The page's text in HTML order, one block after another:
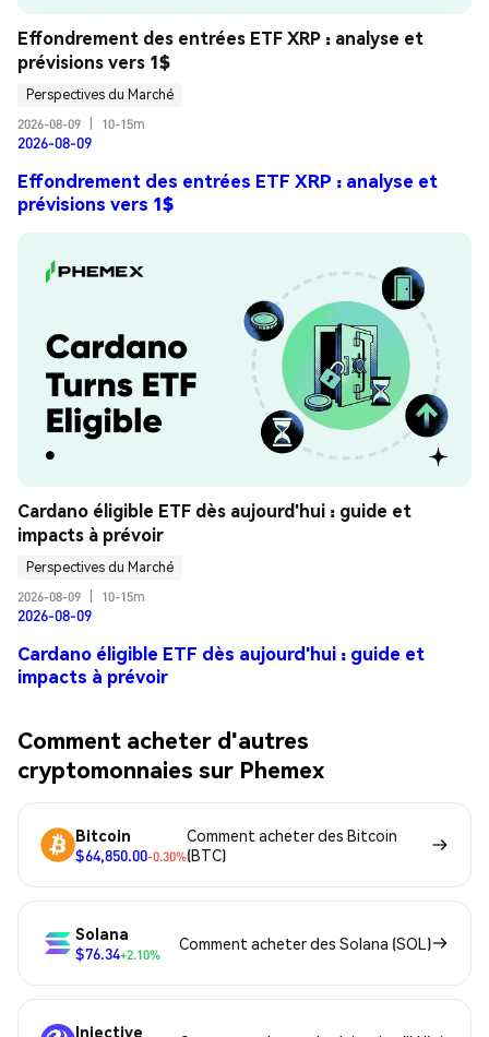
Effondrement des entrées ETF XRP : analyse et
prévisions vers 1$
Perspectives du Marché
2026-08-09
10-15m
2026-08-09
Effondrement des entrées ETF XRP : analyse et
prévisions vers 1$
Cardano éligible ETF dès aujourd'hui : guide et
impacts à prévoir
Perspectives du Marché
2026-08-09
10-15m
2026-08-09
Cardano éligible ETF dès aujourd'hui : guide et
impacts à prévoir
Comment acheter d'autres
cryptomonnaies sur Phemex
Bitcoin
$64,850.00-0.30%
Comment acheter des Bitcoin
(BTC)
Solana
$76.34+2.10%
Comment acheter des Solana (SOL)
Injective